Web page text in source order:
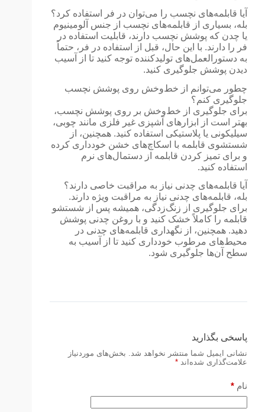
آیا قابلمه‌های نچسب را می‌توان در فر استفاده کرد؟
بله، بسیاری از قابلمه‌های نچسب از جنس آلومینیوم
یا چدن که پوشش نچسب دارند، قابلیت استفاده در
فر را دارند. با این حال، قبل از استفاده در فر، حتماً
به دستورالعمل‌های تولیدکننده توجه کنید تا از آسیب
دیدن پوشش جلوگیری کنید.
چطور می‌توانم از خط‌وخش روی پوشش نچسب
جلوگیری کنم؟
برای جلوگیری از خط‌وخش بر روی پوشش نچسب،
بهتر است از ابزارهای آشپزی غیر فلزی مانند چوبی،
سیلیکونی یا پلاستیکی استفاده کنید. همچنین، از
شستشوی قابلمه با اسکاچ‌های خشن خودداری کرده
و برای تمیز کردن قابلمه از دستمال‌های نرم
استفاده کنید.
آیا قابلمه‌های چدنی نیاز به مراقبت خاصی دارند؟
بله، قابلمه‌های چدنی نیاز به مراقبت ویژه دارند.
برای جلوگیری از زنگ‌زدگی، همیشه پس از شستشو
قابلمه را کاملاً خشک کنید و با روغن چدنی پوشش
دهید. همچنین، از نگهداری قابلمه‌های چدنی در
محیط‌های مرطوب خودداری کنید تا از آسیب به
سطح آن‌ها جلوگیری شود.
پاسخی بگذارید
نشانی ایمیل شما منتشر نخواهد شد. بخش‌های موردنیاز
علامت‌گذاری شده‌اند *
نام *